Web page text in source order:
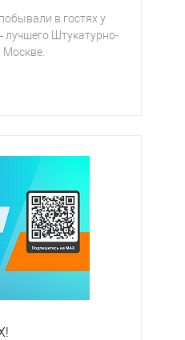
в гостях у
лучшего Штукатурно-
Москве.